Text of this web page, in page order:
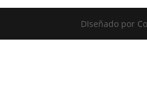
DIseñado por